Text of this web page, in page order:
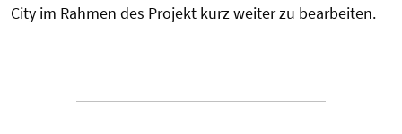
City im Rahmen des Projekt kurz weiter zu bearbeiten.